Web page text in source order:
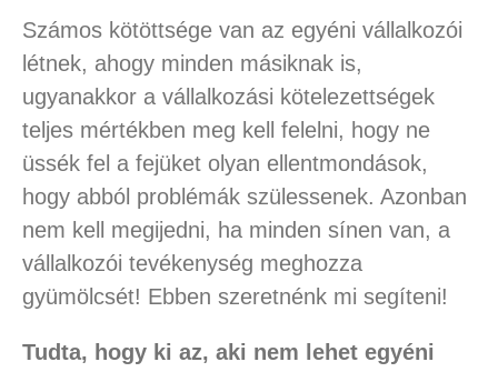
Számos kötöttsége van az egyéni vállalkozói
létnek, ahogy minden másiknak is,
ugyanakkor a vállalkozási kötelezettségek
teljes mértékben meg kell felelni, hogy ne
üssék fel a fejüket olyan ellentmondások,
hogy abból problémák szülessenek. Azonban
nem kell megijedni, ha minden sínen van, a
vállalkozói tevékenység meghozza
gyümölcsét! Ebben szeretnénk mi segíteni!
Tudta, hogy ki az, aki nem lehet egyéni